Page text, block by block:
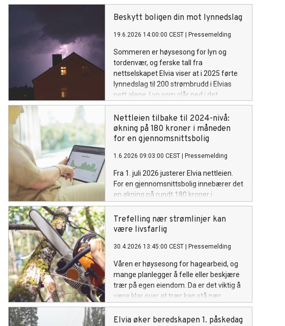
Beskytt boligen din mot lynnedslag
19.6.2026 14:00:00 CEST Pressemelding
Sommeren er høysesong for lyn og
tordenvær, og ferske tall fra
nettselskapet Elvia viser at i 2025 førte
lynnedslag til 200 strømbrudd i Elvias
nett alene. Lyn som slår ned i det
elektriske anlegget kan i verste fall være
livsfarlig, og det kan gi skader på
elektrisk utstyr eller starte brann i
boligen. Heldigvis holder noen få, enkle
Nettleien tilbake til 2024-nivå:
økning på 180 kroner i måneden
for en gjennomsnittsbolig
1.6.2026 09:03:00 CEST Pressemelding
Fra 1. juli 2026 justerer Elvia nettleien.
For en gjennomsnittsbolig innebærer det
en økning på rundt 180 kroner i
måneden sammenlignet med første
halvår i år. Nettleien er fortsatt lavere
enn snittet i Norge.
Trefelling nær strømlinjer kan
være livsfarlig
30.4.2026 13:45:00 CEST Pressemelding
Våren er høysesong for hagearbeid, og
mange planlegger å felle eller beskjære
trær på egen eiendom. Da er det viktig å
være klar over at trær kan stå nær
strømførende linjer, og at det kan være
både livsfarlig og svært kostbart å gjøre
Elvia øker beredskapen 1. påskedag